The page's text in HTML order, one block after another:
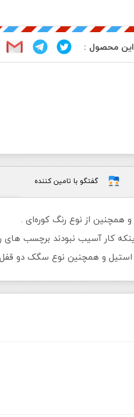
این محصول :
گفتگو با تامین کننده
از نوع رنگ کوره‌ای .
کار آسیب نبودند برچسب
و همچنین نوع سگک دو قفل